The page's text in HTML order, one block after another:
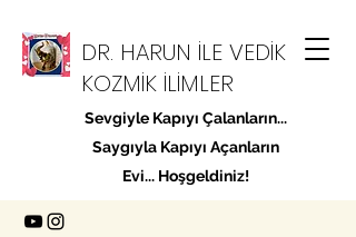
DR. HARUN İLE VEDİK
KOZMİK İLİMLER
Sevgiyle Kapıyı Çalanların...
Saygıyla Kapıyı Açanların
Evi... Hoşgeldiniz!